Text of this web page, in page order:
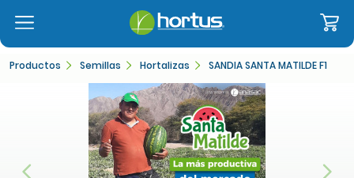
Productos Semillas Hortalizas SANDIA SANTA MATILDE F1